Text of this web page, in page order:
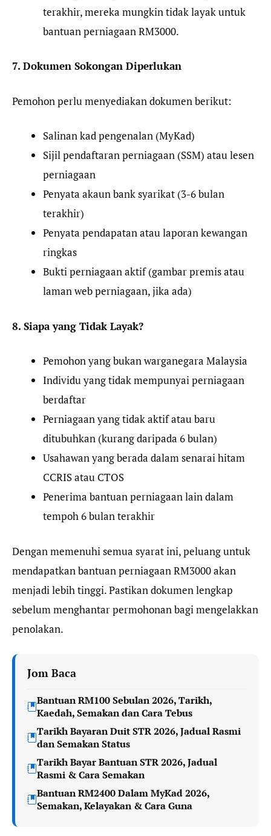
terakhir, mereka mungkin tidak layak untuk
bantuan perniagaan RM3000.
7. Dokumen Sokongan Diperlukan
Pemohon perlu menyediakan dokumen berikut:
Salinan kad pengenalan (MyKad)
Sijil pendaftaran perniagaan (SSM) atau lesen
perniagaan
Penyata akaun bank syarikat (3-6 bulan
terakhir)
Penyata pendapatan atau laporan kewangan
ringkas
Bukti perniagaan aktif (gambar premis atau
laman web perniagaan, jika ada)
8. Siapa yang Tidak Layak?
Pemohon yang bukan warganegara Malaysia
Individu yang tidak mempunyai perniagaan
berdaftar
Perniagaan yang tidak aktif atau baru
ditubuhkan (kurang daripada 6 bulan)
Usahawan yang berada dalam senarai hitam
CCRIS atau CTOS
Penerima bantuan perniagaan lain dalam
tempoh 6 bulan terakhir
Dengan memenuhi semua syarat ini, peluang untuk
mendapatkan bantuan perniagaan RM3000 akan
menjadi lebih tinggi. Pastikan dokumen lengkap
sebelum menghantar permohonan bagi mengelakkan
penolakan.
Jom Baca
Bantuan RM100 Sebulan 2026, Tarikh,
Kaedah, Semakan dan Cara Tebus
Tarikh Bayaran Duit STR 2026, Jadual Rasmi
dan Semakan Status
Tarikh Bayar Bantuan STR 2026, Jadual
Rasmi & Cara Semakan
Bantuan RM2400 Dalam MyKad 2026,
Semakan, Kelayakan & Cara Guna